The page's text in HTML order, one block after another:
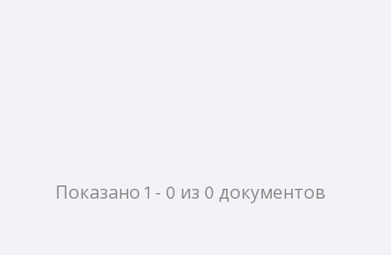
Показано 1 - 0 из 0 документов